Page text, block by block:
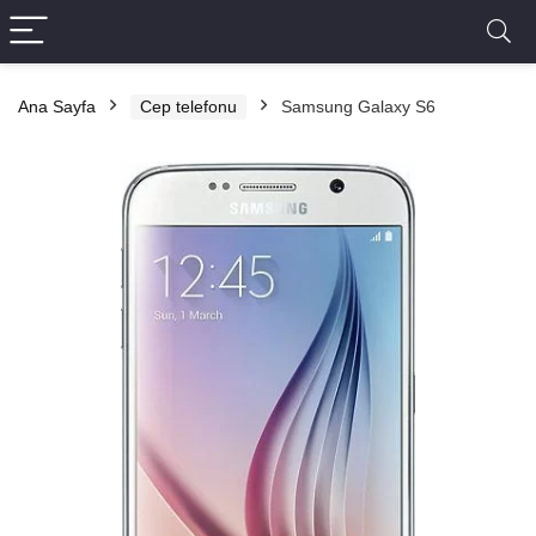
Ana Sayfa Cep telefonu Samsung Galaxy S6